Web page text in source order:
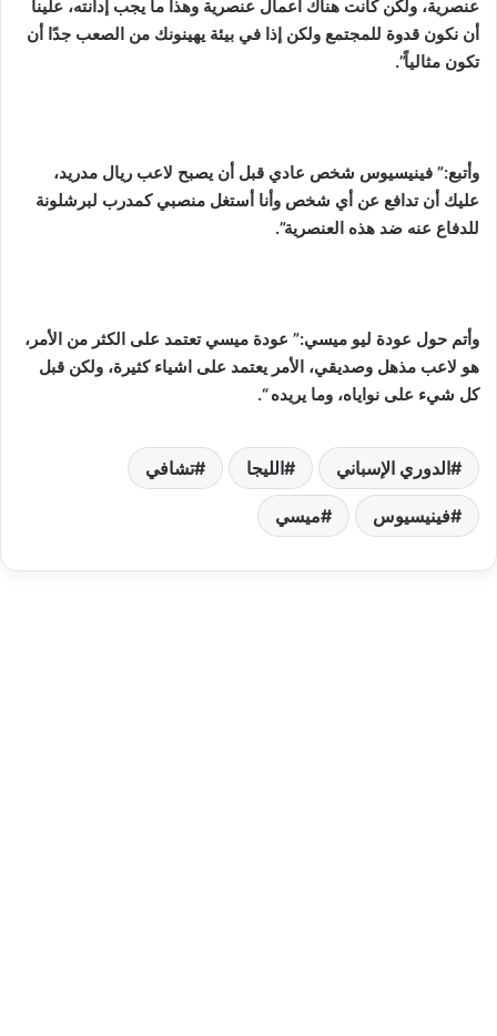
عنصرية، ولكن كانت هناك أعمال عنصرية وهذا ما يجب إدانته، علينا
أن نكون قدوة للمجتمع ولكن إذا في بيئة يهينونك من الصعب جدًا أن
تكون مثالياً”.
وأتبع:” فينيسيوس شخص عادي قبل أن يصبح لاعب ريال مدريد،
عليك أن تدافع عن أي شخص وأنا أستغل منصبي كمدرب لبرشلونة
للدفاع عنه ضد هذه العنصرية”.
وأتم حول عودة ليو ميسي:” عودة ميسي تعتمد على الكثر من الأمر،
هو لاعب مذهل وصديقي، الأمر يعتمد على اشياء كثيرة، ولكن قبل
كل شيء على نواياه، وما يريده “.
الدوري الإسباني الليجا تشافي
فينيسيوس ميسي